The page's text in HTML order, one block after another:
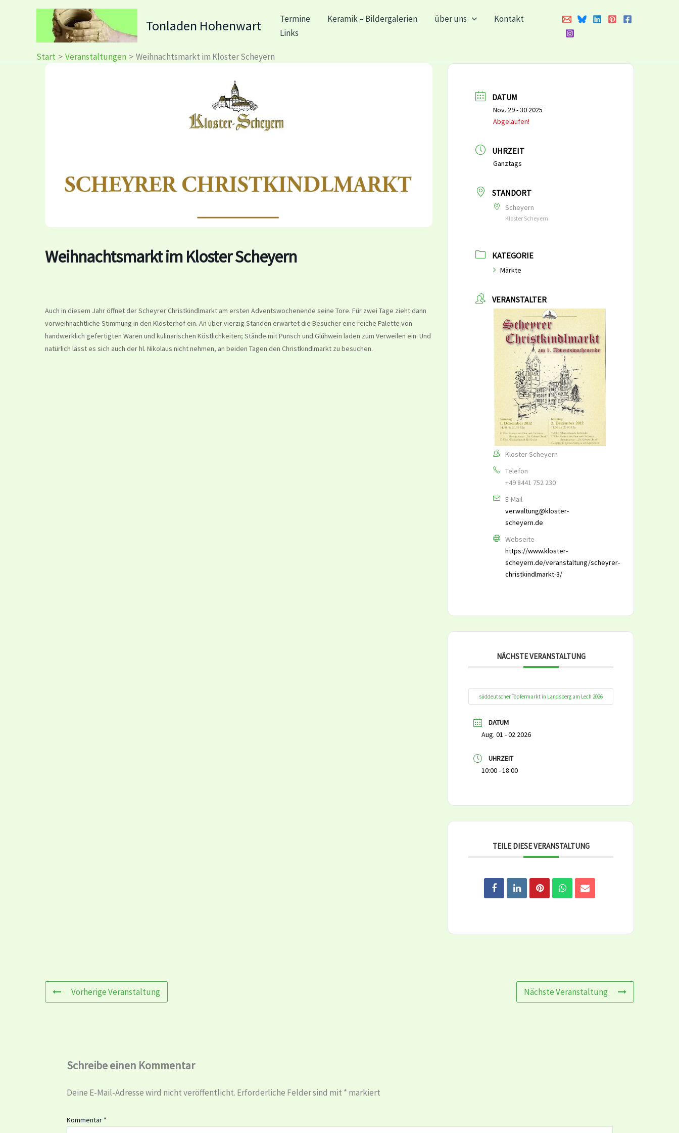
Tonladen Hohenwart Termine Keramik – Bildergalerien über uns
Kontakt
Links
Start Veranstaltungen Weihnachtsmarkt im Kloster Scheyern
Weihnachtsmarkt im Kloster Scheyern
Auch in diesem Jahr öffnet der Scheyrer Christkindlmarkt am ersten Adventswochenende seine Tore. Für zwei Tage zieht dann
vorweihnachtliche Stimmung in den Klosterhof ein. An über vierzig Ständen erwartet die Besucher eine reiche Palette von
handwerklich gefertigten Waren und kulinarischen Köstlichkeiten; Stände mit Punsch und Glühwein laden zum Verweilen ein. Und
natürlich lässt es sich auch der hl. Nikolaus nicht nehmen, an beiden Tagen den Christkindlmarkt zu besuchen.
DATUM
Nov. 29 - 30 2025
Abgelaufen!
UHRZEIT
Ganztags
STANDORT
Scheyern
Kloster Scheyern
KATEGORIE
Märkte
VERANSTALTER
Kloster Scheyern
Telefon
+49 8441 752 230
E-Mail
verwaltung@kloster-
scheyern.de
Webseite
https://www.kloster-
scheyern.de/veranstaltung/scheyrer-
christkindlmarkt-3/
NÄCHSTE VERANSTALTUNG
süddeutscher Töpfermarkt in Landsberg am Lech 2026
DATUM
Aug. 01 - 02 2026
UHRZEIT
10:00 - 18:00
TEILE DIESE VERANSTALTUNG
Vorherige Veranstaltung Nächste Veranstaltung
Schreibe einen Kommentar
Deine E-Mail-Adresse wird nicht veröffentlicht. Erforderliche Felder sind mit * markiert
Kommentar *